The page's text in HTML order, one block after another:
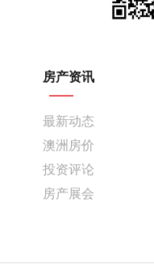
房产资讯
最新动态
澳洲房价
投资评论
房产展会